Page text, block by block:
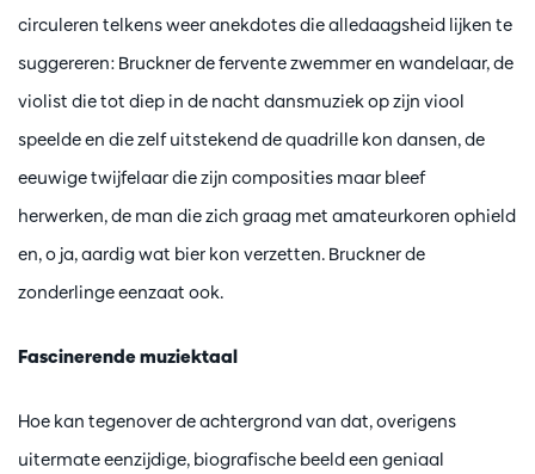
circuleren telkens weer anekdotes die alledaagsheid lijken te
suggereren: Bruckner de fervente zwemmer en wandelaar, de
violist die tot diep in de nacht dansmuziek op zijn viool
speelde en die zelf uitstekend de quadrille kon dansen, de
eeuwige twijfelaar die zijn composities maar bleef
herwerken, de man die zich graag met amateurkoren ophield
en, o ja, aardig wat bier kon verzetten. Bruckner de
zonderlinge eenzaat ook.
Fascinerende muziektaal
Hoe kan tegenover de achtergrond van dat, overigens
uitermate eenzijdige, biografische beeld een geniaal